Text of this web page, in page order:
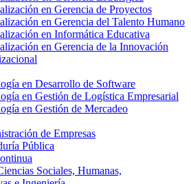
en Gerencia de Proyectos
en Gerencia del Talento Humano
en Informática Educativa
en Gerencia de la Innovación
en Desarrollo de Software
en Gestión de Logística Empresarial
en Gestión de Mercadeo
de Empresas
Pública
Sociales, Humanas,